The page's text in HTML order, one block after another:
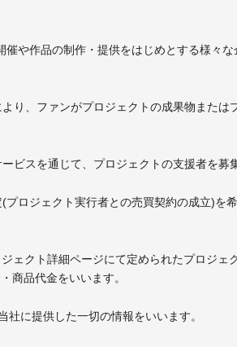
や作品の制作・提供をはじめとする様々
り、ファンがプロジェクトの成果物また
ビスを通じて、プロジェクトの支援者を募
ロジェクト実行者との売買契約の成立)を
ェクト詳細ページにて定められたプロジェ
商品代金をいいます。
に提供した一切の情報をいいます。